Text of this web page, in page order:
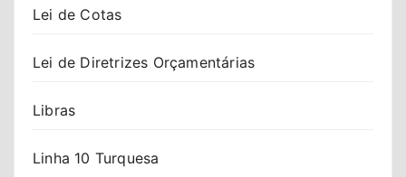
Lei de Cotas
Lei de Diretrizes Orçamentárias
Libras
Linha 10 Turquesa